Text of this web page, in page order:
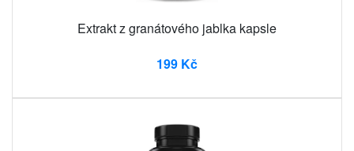
Extrakt z granátového jablka kapsle
199 Kč